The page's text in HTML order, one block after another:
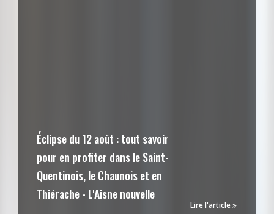
Éclipse du 12 août : tout savoir
pour en profiter dans le Saint-
Quentinois, le Chaunois et en
Thiérache - L'Aisne nouvelle
Lire l'article